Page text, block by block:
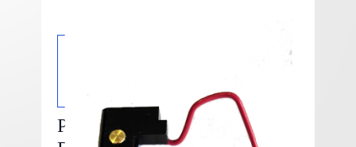
Positive Battery Contact -